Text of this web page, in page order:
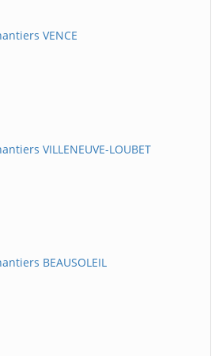
VENCE
VILLENEUVE-LOUBET
BEAUSOLEIL